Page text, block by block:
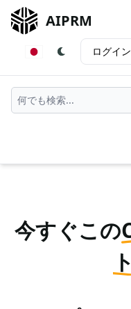
AIPRM
ログイン
今すぐこの
ト